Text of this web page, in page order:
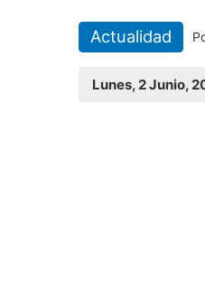
Actualidad
Lunes, 2 Junio,